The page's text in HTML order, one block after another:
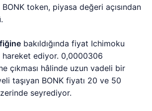
token, piyasa değeri açısından
bakıldığında fiyat Ichimoku
hareket ediyor. 0,0000306
çıkması hâlinde uzun vadeli bir
taşıyan BONK fiyatı 20 ve 50
seyrediyor.